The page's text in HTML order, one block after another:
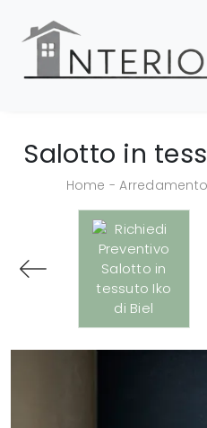
Salotto in
Home -